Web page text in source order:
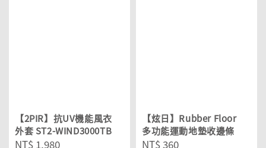
【2PIR】抗UV機能風衣
外套 ST2-WIND3000TB
Regular
NT$ 1,980
【炫日】Rubber Floor
多功能運動地墊收邊條
Regular
NT$ 360